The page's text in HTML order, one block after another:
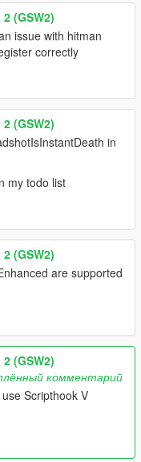
(GSW2)
issue with hitman
correctly
(GSW2)
in
my todo list
(GSW2)
are supported
(GSW2)
комментарий
Scripthook V